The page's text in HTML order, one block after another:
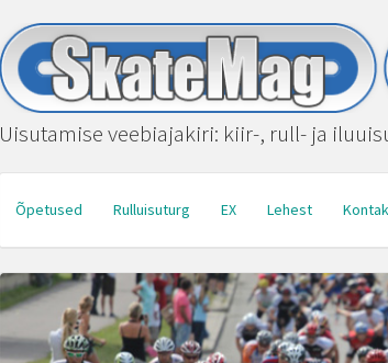
Uisutamise veebiajakiri: kiir-, rull- ja
Õpetused Rulluisuturg EX Lehest